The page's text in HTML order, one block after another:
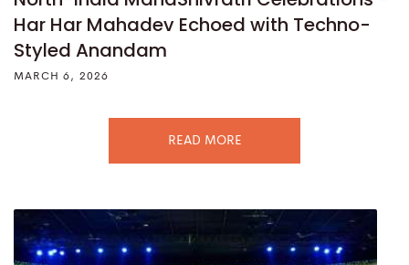
Har Har Mahadev Echoed with Techno-
Styled Anandam
MARCH 6, 2026
READ MORE